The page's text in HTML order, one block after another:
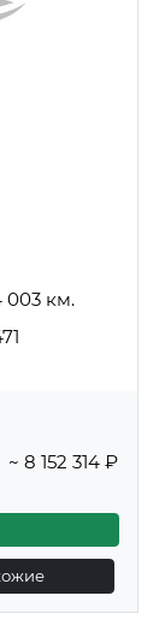
003 км.
~ 8 152 314 ₽